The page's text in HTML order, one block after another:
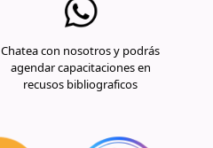
Chatea con nosotros y podrás
agendar capacitaciones en
recusos bibliograficos